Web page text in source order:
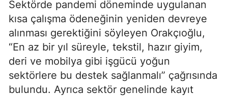
Sektörde pandemi döneminde uygulanan
kısa çalışma ödeneğinin yeniden devreye
alınması gerektiğini söyleyen Orakçıoğlu,
“En az bir yıl süreyle, tekstil, hazır giyim,
deri ve mobilya gibi işgücü yoğun
sektörlere bu destek sağlanmalı” çağrısında
bulundu. Ayrıca sektör genelinde kayıt